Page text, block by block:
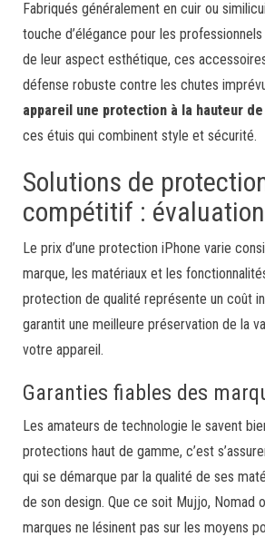
Fabriqués généralement en cuir ou
touche d’élégance pour les
de leur aspect esthétique, ces
défense robuste contre les chutes
appareil une protection à la hauteur
ces étuis qui combinent style et sécurité.
Solutions de
compétitif :
Le prix d’une protection iPhone varie
marque, les matériaux et les
protection de qualité représente un coût
garantit une meilleure préservation de la
votre appareil.
Garanties fiables des
Les amateurs de technologie le savent
protections haut de gamme, c’est
qui se démarque par la qualité de ses
de son design. Que ce soit Mujjo, Nomad
marques ne lésinent pas sur les moyens